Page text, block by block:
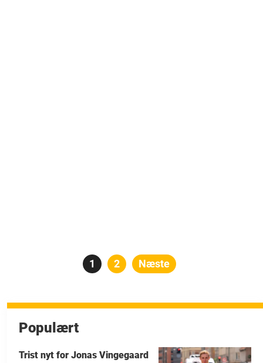
Indlægsinddeling
Side
1 Side
2 Næste
Populært
Trist nyt for Jonas Vingegaard